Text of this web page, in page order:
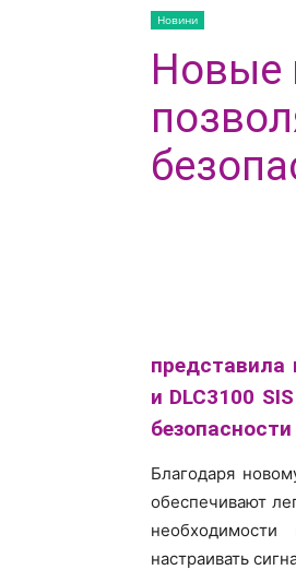
Новини
Новые
представила
и DLC3100
Благодаря
обеспечивают
настраивать